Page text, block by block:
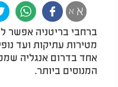
א א
ברחבי בריטניה אפשר
מטירות עתיקות ועד
אחד בדרום אנגליה
המנוסים ביותר.